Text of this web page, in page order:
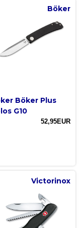
Böker
Böker Plus
G10
52,95EUR
Victorinox